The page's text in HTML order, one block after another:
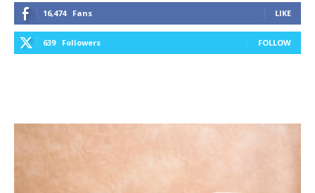
16,474 Fans LIKE
639 Followers FOLLOW